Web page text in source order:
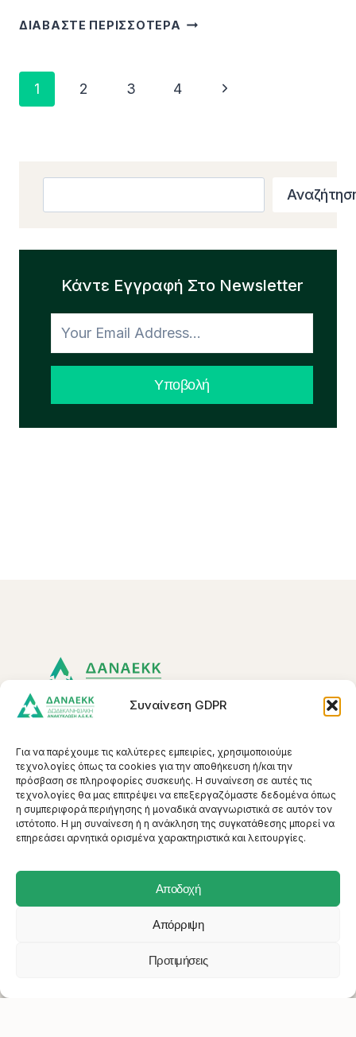
Συναίνεση GDPR
Για να παρέχουμε τις καλύτερες εμπειρίες, χρησιμοποιούμε
τεχνολογίες όπως τα cookies για την αποθήκευση ή/και την
πρόσβαση σε πληροφορίες συσκευής. Η συναίνεση σε αυτές τις
τεχνολογίες θα μας επιτρέψει να επεξεργαζόμαστε δεδομένα όπως
η συμπεριφορά περιήγησης ή μοναδικά αναγνωριστικά σε αυτόν τον
ιστότοπο. Η μη συναίνεση ή η ανάκληση της συγκατάθεσης μπορεί να
επηρεάσει αρνητικά ορισμένα χαρακτηριστικά και λειτουργίες.
Αποδοχή
Απόρριψη
Προτιμήσεις
ΔΙΑΒΑΣΤΕ ΠΕΡΙΣΣΟΤΕΡΑ
ΟΜΊΛΟΥ
Page
Navigation
1 2 3 4
Next
Κάντε Εγγραφή Στο Newsletter
Υποβολή
Συλλογικό Σύστημα Εναλλακτικής
Διαχείρισης ΑΕΚΚ στα Δωδεκάνησα
Α.Ε.Κ.Κ. © 2026